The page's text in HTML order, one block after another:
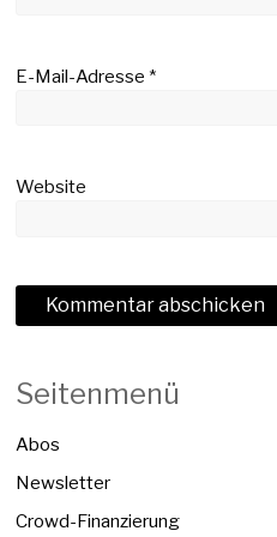
E-Mail-Adresse*
Website
Seitenmenü
Abos
Newsletter
Crowd-Finanzierung